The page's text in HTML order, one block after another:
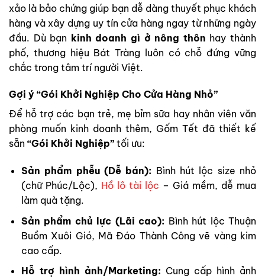
xảo là bảo chứng giúp bạn dễ dàng thuyết phục khách
hàng và xây dựng uy tín cửa hàng ngay từ những ngày
đầu. Dù bạn kinh doanh gì ở nông thôn hay thành
phố, thương hiệu Bát Tràng luôn có chỗ đứng vững
chắc trong tâm trí người Việt.
Gợi ý “Gói Khởi Nghiệp Cho Cửa Hàng Nhỏ”
Để hỗ trợ các bạn trẻ, mẹ bỉm sữa hay nhân viên văn
phòng muốn kinh doanh thêm, Gốm Tết đã thiết kế
sẵn “Gói Khởi Nghiệp” tối ưu:
Sản phẩm phễu (Dễ bán): Bình hút lộc size nhỏ
(chữ Phúc/Lộc), Hồ lô tài lộc – Giá mềm, dễ mua
làm quà tặng.
Sản phẩm chủ lực (Lãi cao): Bình hút lộc Thuận
Buồm Xuôi Gió, Mã Đáo Thành Công vẽ vàng kim
cao cấp.
Hỗ trợ hình ảnh/Marketing: Cung cấp hình ảnh